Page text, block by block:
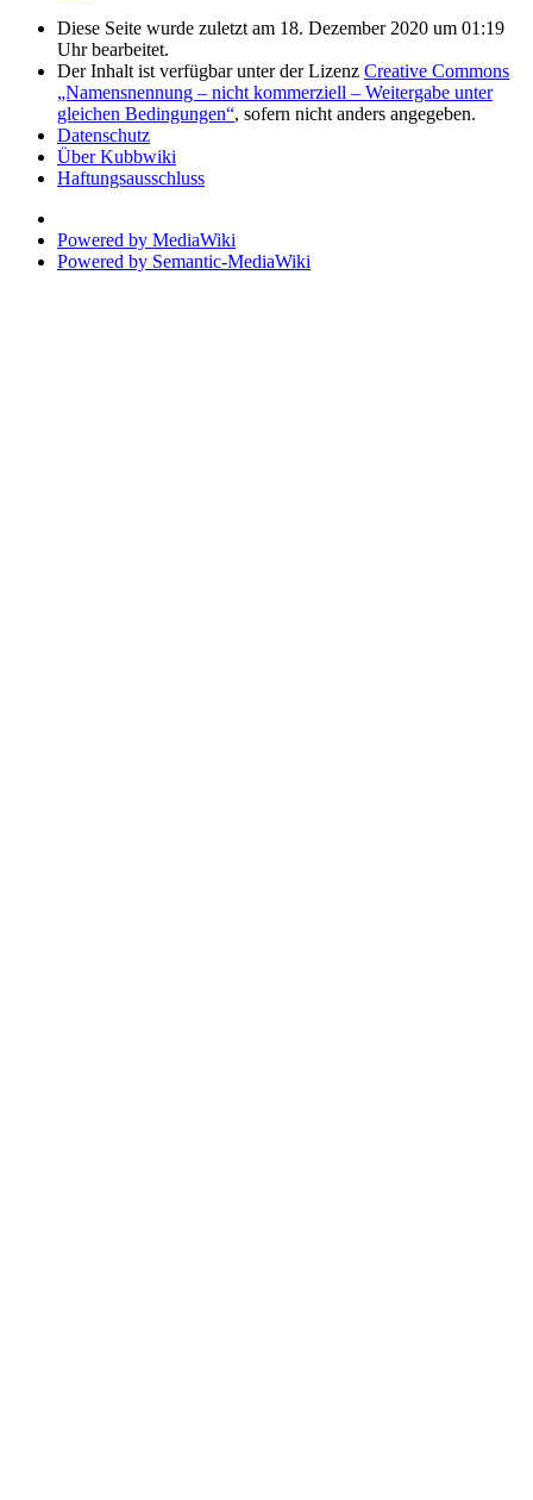
Diese Seite wurde zuletzt am 18. Dezember 2020 um 01:19
Uhr bearbeitet.
Der Inhalt ist verfügbar unter der Lizenz Creative Commons
„Namensnennung – nicht kommerziell – Weitergabe unter
gleichen Bedingungen“, sofern nicht anders angegeben.
Datenschutz
Über Kubbwiki
Haftungsausschluss
Powered by MediaWiki
Powered by Semantic-MediaWiki